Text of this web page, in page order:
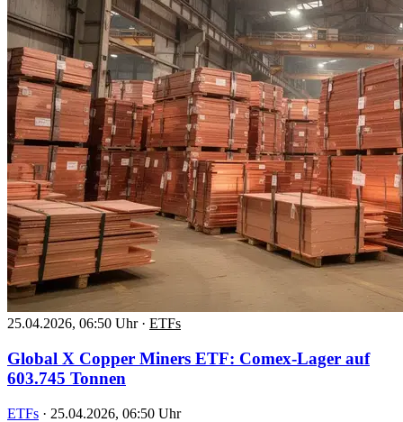
25.04.2026, 06:50 Uhr · ETFs
Global X Copper Miners ETF: Comex-Lager auf
603.745 Tonnen
ETFs · 25.04.2026, 06:50 Uhr